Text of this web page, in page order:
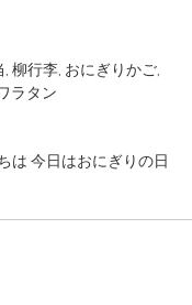
, 柳行李, おにぎりかご,
ラタン
は 今日はおにぎりの日